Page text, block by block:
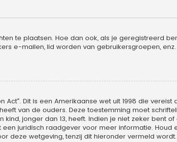
te plaatsen. Hoe dan ook, als je geregistreerd
e-mailen, lid worden van gebruikersgroepen,
Act". Dit is een Amerikaanse wet uit 1998 die
van de ouders. Deze toestemming moet
jonger dan 13, heeft. Indien je niet zeker bent
juridisch raadgever voor meer informatie. Houd
deze wetgeving, tenzij dit hieronder vermeld wordt.